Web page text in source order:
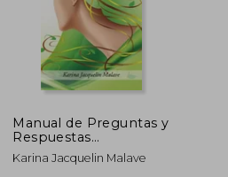
Manual de Preguntas y
Respuestas
Justificadas Para
Tomar el Examen del
Karina Jacquelin Malave